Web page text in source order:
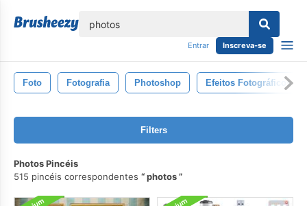
Entrar Inscreva-se
Foto Fotografia Photoshop Efeitos Fotográficos
Filters
Photos Pincéis
515 pincéis correspondentes
photos